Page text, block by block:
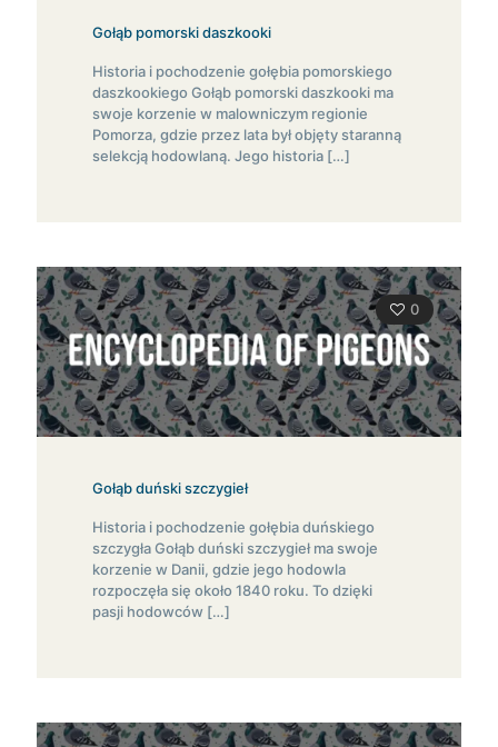
Gołąb pomorski daszkooki
Historia i pochodzenie gołębia pomorskiego
daszkookiego Gołąb pomorski daszkooki ma
swoje korzenie w malowniczym regionie
Pomorza, gdzie przez lata był objęty staranną
selekcją hodowlaną. Jego historia […]
0
Gołąb duński szczygieł
Historia i pochodzenie gołębia duńskiego
szczygła Gołąb duński szczygieł ma swoje
korzenie w Danii, gdzie jego hodowla
rozpoczęła się około 1840 roku. To dzięki
pasji hodowców […]